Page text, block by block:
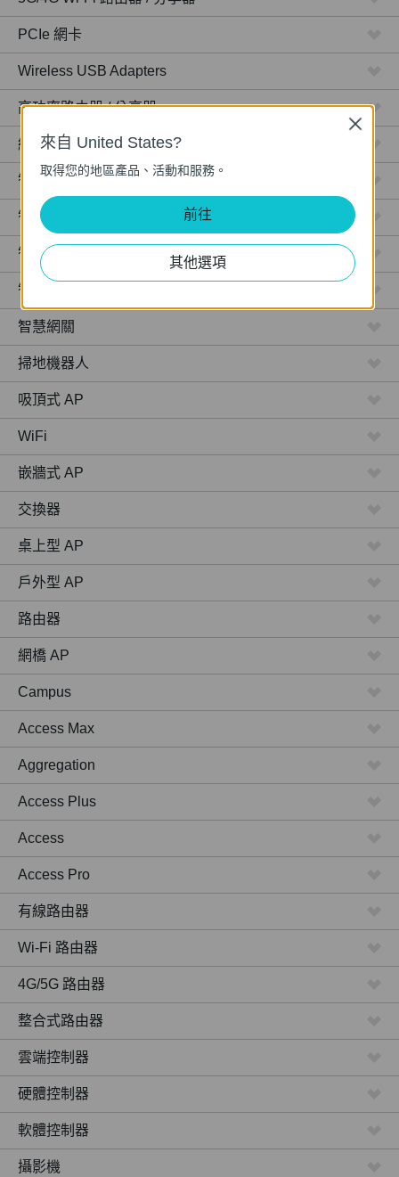
PCIe 網卡
Wireless USB Adapters
高功率路由器 / 分享器
網路攝影機
智慧型插座
智慧型燈泡
智慧開關
智慧感應器
智慧網關
掃地機器人
吸頂式 AP
WiFi
嵌牆式 AP
交換器
桌上型 AP
戶外型 AP
路由器
網橋 AP
Campus
Access Max
Aggregation
Access Plus
Access
Access Pro
有線路由器
Wi-Fi 路由器
4G/5G 路由器
整合式路由器
雲端控制器
硬體控制器
軟體控制器
攝影機
來自 United States?
取得您的地區產品、活動和服務。
前往
其他選項
Close